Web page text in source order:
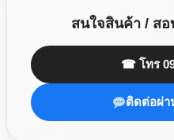
สนใจสินค้า / สอ
☎ โทร
ติดต่อผ่า